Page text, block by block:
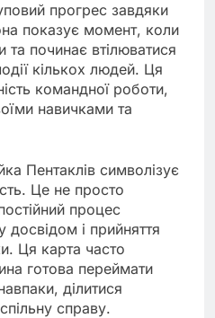
прогрес завдяки
показує момент, коли
починає втілюватися
кількох людей. Ця
командної роботи,
навичками та
Пентаклів символізує
Це не просто
процес
і прийняття
Ця карта часто
готова переймати
ділитися
справу.